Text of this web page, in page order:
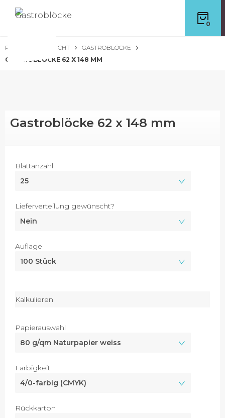
0
PRODUKTÜBERSICHT
GASTROBLÖCKE
GASTROBLÖCKE 62 X 148 MM
Gastroblöcke 62 x 148 mm
Blattanzahl
Lieferverteilung gewünscht?
Auflage
Kalkulieren
Papierauswahl
Farbigkeit
Rückkarton